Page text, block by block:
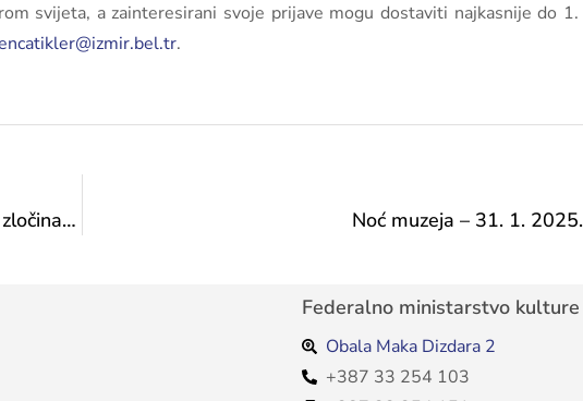
svijeta, a zainteresirani svoje prijave mogu dostaviti najkasnije do
.
Čestitka ministrice Vlaisavljević Institutu za istraživanja zločina protiv čovječnosti i međunarodnog prava Noć muzeja – 31. 1.
Federalno ministarstvo
Obala Maka Dizdara 2
+387 33 254 103